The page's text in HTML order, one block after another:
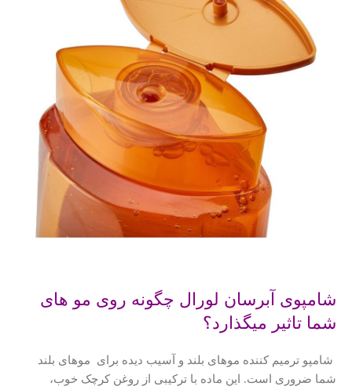
شامپوی آبرسان لورال چگونه روی مو های
شما تاثیر میگذارد؟
شامپو ترمیم کننده موهای بلند و آسیب دیده برای موهای بلند
شما ضروری است. این ماده با ترکیبی از روغن کرچک خوب،